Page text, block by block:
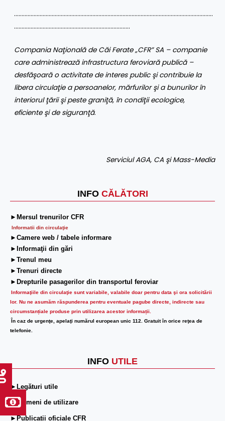
INFO CĂLĂTORI
►Mersul trenurilor CFR
Informatii din circulaţie
►Camere web / tabele informare
►Informaţii din gări
►Trenul meu
►Trenuri directe
►Drepturile pasagerilor din transportul feroviar
Informaţiile din circulaţie sunt variabile, valabile doar pentru data şi ora solicitării
lor. Nu ne asumăm răspunderea pentru eventuale pagube directe, indirecte sau
circumstanțiale produse prin utilizarea acestor informații.
În caz de urgenţe, apelaţi numărul european unic 112. Gratuit în orice reţea de
telefonie.
INFO UTILE
►Legături utile
►Termeni de utilizare
►Publicații oficiale CFR
……………………………………………………………………………………………………………………
…………………………………………………………………..
Compania Naţională de Căi Ferate „CFR” SA – companie
care administrează infrastructura feroviară publică –
desfăşoară o activitate de interes public şi contribuie la
libera circulaţie a persoanelor, mărfurilor şi a bunurilor în
interiorul ţării şi peste graniţă, în condiţii ecologice,
eficiente şi de siguranţă.
Serviciul AGA, CA şi Mass-Media